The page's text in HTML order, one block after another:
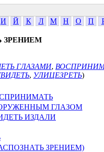
И Й К Л М Н О П
ЗРЕНИЕМ
ГЛАЗАМИ,
, УЛИЦЕЗРЕТЬ)
ГЛАЗОМ
ИЗДАЛИ
ЗРЕНИЕМ)